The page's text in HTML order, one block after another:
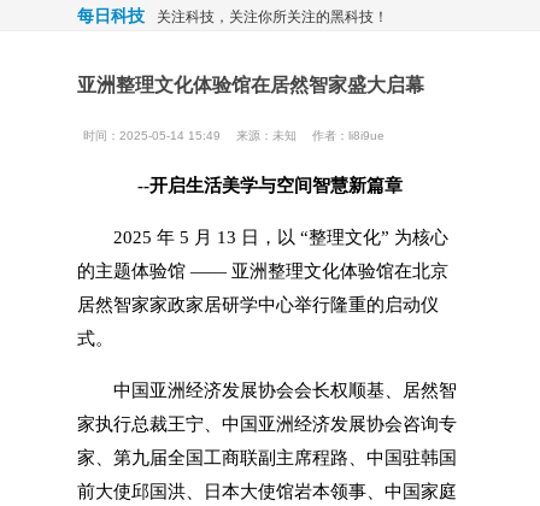
每日科技 关注科技，关注你所关注的黑科技！
亚洲整理文化体验馆在居然智家盛大启幕
时间：2025-05-14 15:49 来源： 未知 作者：li8i9ue
--开启生活美学与空间智慧新篇章
2025 年 5 月 13 日，以 “整理文化” 为核心
的主题体验馆 —— 亚洲整理文化体验馆在北京
居然智家家政家居研学中心举行隆重的启动仪
式。
中国亚洲经济发展协会会长权顺基、居然智
家执行总裁王宁、中国亚洲经济发展协会咨询专
家、第九届全国工商联副主席程路、中国驻韩国
前大使邱国洪、日本大使馆岩本领事、中国家庭